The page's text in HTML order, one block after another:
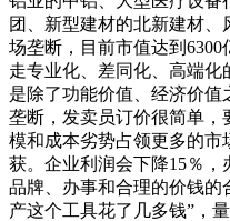
团、新型建材的北新建材
场垄断，目前市值达到
走专业化、差同化、高端
是除了功能价值、经济价值
垄断，发卖员订价很简单
模和成本劣势占领更多的
获。企业利润会下降15％，
品牌、办事和合理的价钱的
产这个工具花了几多钱”，